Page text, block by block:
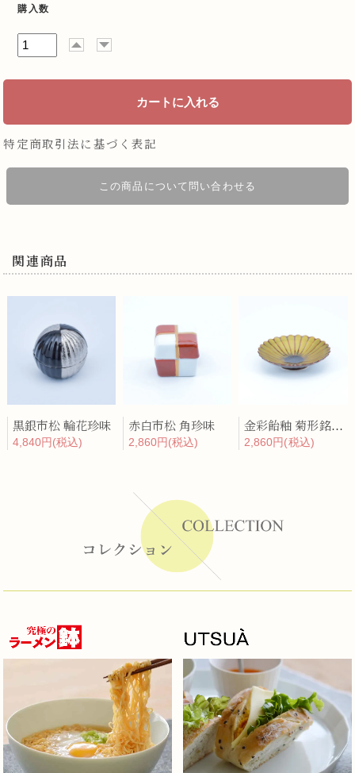
購入数
特定商取引法に基づく表記
この商品について問い合わせる
関連商品
黒銀市松 輪花珍味
4,840円(税込)
赤白市松 角珍味
2,860円(税込)
金彩飴釉 菊形銘々皿
2,860円(税込)